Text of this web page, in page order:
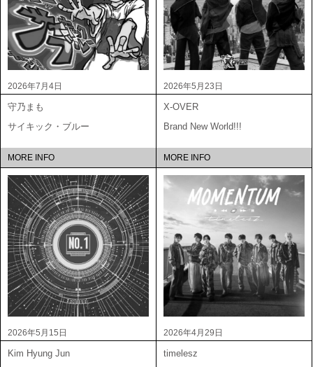
2026年7月4日
守乃まも
サイキック・ブルー
MORE INFO
2026年5月23日
X-OVER
Brand New World!!!
MORE INFO
2026年5月15日
Kim Hyung Jun
2026年4月29日
timelesz